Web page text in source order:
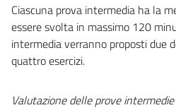
Ciascuna prova intermedia ha la
essere svolta in massimo 120
intermedia verranno proposti due
quattro esercizi.
Valutazione delle prove